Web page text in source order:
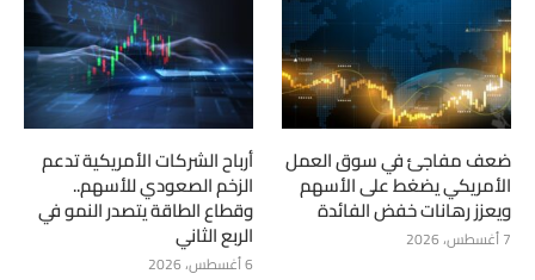
ضعف مفاجئ في سوق العمل
الأمريكي يضغط على الأسهم
ويعزز رهانات خفض الفائدة
7 أغسطس، 2026
أرباح الشركات الأمريكية تدعم
الزخم الصعودي للأسهم..
وقطاع الطاقة يتصدر النمو في
الربع الثاني
6 أغسطس، 2026